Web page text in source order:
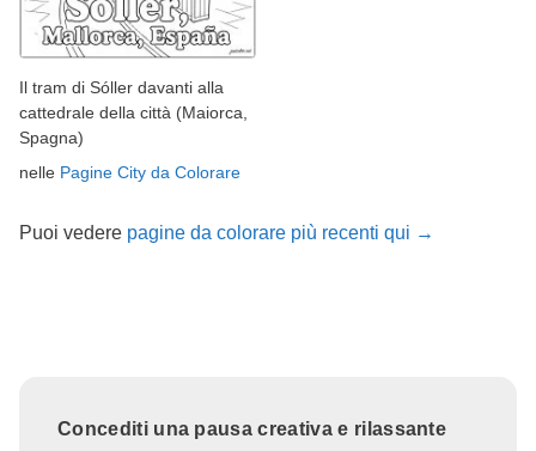
Il tram di Sóller davanti alla
cattedrale della città (Maiorca,
Spagna)
nelle Pagine City da Colorare
Puoi vedere pagine da colorare più recenti qui →
Concediti una pausa creativa e rilassante